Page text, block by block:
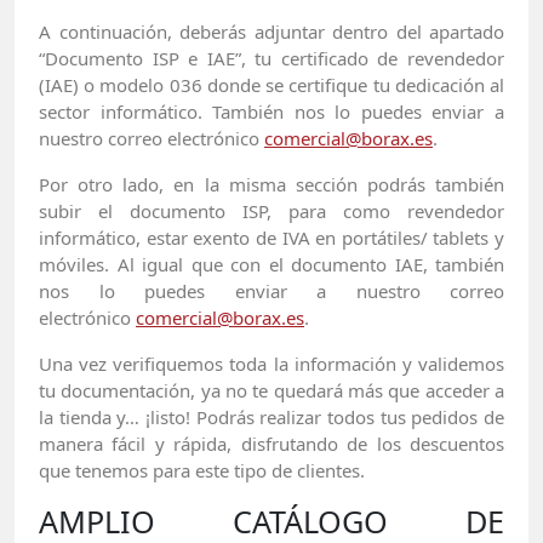
A continuación, deberás adjuntar dentro del apartado
“Documento ISP e IAE”, tu certificado de revendedor
(IAE) o modelo 036 donde se certifique tu dedicación al
sector informático. También nos lo puedes enviar a
nuestro correo electrónico comercial@borax.es.
Por otro lado, en la misma sección podrás también
subir el documento ISP, para como revendedor
informático, estar exento de IVA en portátiles/ tablets y
móviles. Al igual que con el documento IAE, también
nos lo puedes enviar a nuestro correo
electrónico comercial@borax.es.
Una vez verifiquemos toda la información y validemos
tu documentación, ya no te quedará más que acceder a
la tienda y… ¡listo! Podrás realizar todos tus pedidos de
manera fácil y rápida, disfrutando de los descuentos
que tenemos para este tipo de clientes.
AMPLIO CATÁLOGO DE